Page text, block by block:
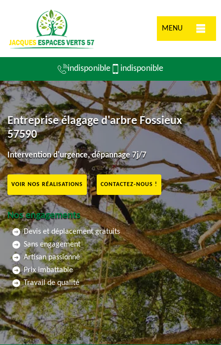
MENU
indisponible indisponible
Entreprise élagage d'arbre Fossieux
57590
Intervention d'urgence, dépannage 7j/7
VOIR NOS RÉALISATIONS CONTACTEZ-NOUS !
Nos engagements
Devis et déplacement gratuits
Sans engagement
Artisan passionné
Prix imbattable
Travail de qualité